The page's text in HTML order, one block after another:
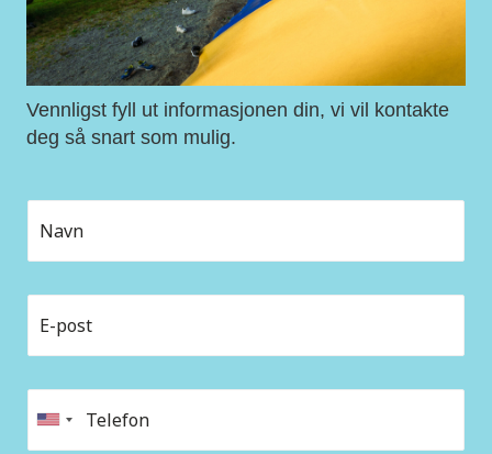
Vennligst fyll ut informasjonen din, vi vil kontakte
deg så snart som mulig.
U